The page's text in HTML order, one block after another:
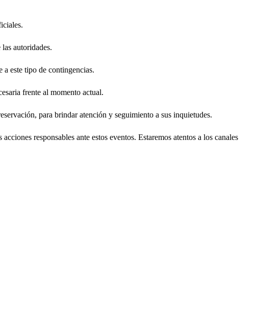
autoridades.
este tipo de contingencias.
frente al momento actual.
para brindar atención y seguimiento a sus inquietudes.
responsables ante estos eventos. Estaremos atentos a los canales